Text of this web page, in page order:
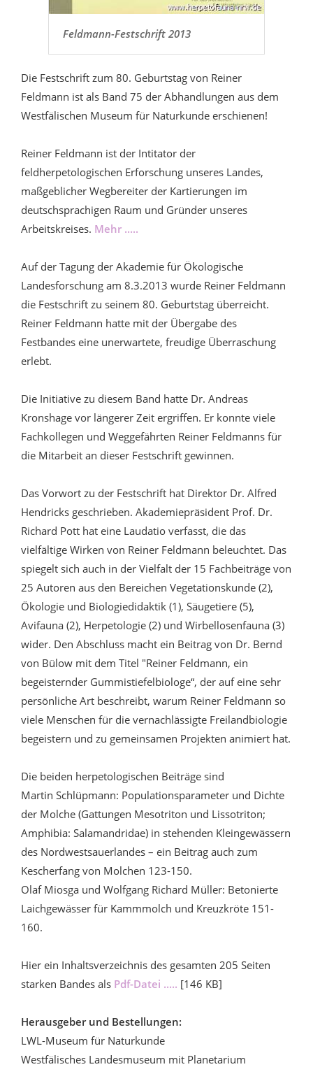
Feldmann-Festschrift 2013
Die Festschrift zum 80. Geburtstag von Reiner
Feldmann ist als Band 75 der Abhandlungen aus dem
Westfälischen Museum für Naturkunde erschienen!
Reiner Feldmann ist der Intitator der
feldherpetologischen Erforschung unseres Landes,
maßgeblicher Wegbereiter der Kartierungen im
deutschsprachigen Raum und Gründer unseres
Arbeitskreises. Mehr .....
Auf der Tagung der Akademie für Ökologische
Landesforschung am 8.3.2013 wurde Reiner Feldmann
die Festschrift zu seinem 80. Geburtstag überreicht.
Reiner Feldmann hatte mit der Übergabe des
Festbandes eine unerwartete, freudige Überraschung
erlebt.
Die Initiative zu diesem Band hatte Dr. Andreas
Kronshage vor längerer Zeit ergriffen. Er konnte viele
Fachkollegen und Weggefährten Reiner Feldmanns für
die Mitarbeit an dieser Festschrift gewinnen.
Das Vorwort zu der Festschrift hat Direktor Dr. Alfred
Hendricks geschrieben. Akademiepräsident Prof. Dr.
Richard Pott hat eine Laudatio verfasst, die das
vielfältige Wirken von Reiner Feldmann beleuchtet. Das
spiegelt sich auch in der Vielfalt der 15 Fachbeiträge von
25 Autoren aus den Bereichen Vegetationskunde (2),
Ökologie und Biologiedidaktik (1), Säugetiere (5),
Avifauna (2), Herpetologie (2) und Wirbellosenfauna (3)
wider. Den Abschluss macht ein Beitrag von Dr. Bernd
von Bülow mit dem Titel "Reiner Feldmann, ein
begeisternder Gummistiefelbiologe“, der auf eine sehr
persönliche Art beschreibt, warum Reiner Feldmann so
viele Menschen für die vernachlässigte Freilandbiologie
begeistern und zu gemeinsamen Projekten animiert hat.
Die beiden herpetologischen Beiträge sind
Martin Schlüpmann: Populationsparameter und Dichte
der Molche (Gattungen Mesotriton und Lissotriton;
Amphibia: Salamandridae) in stehenden Kleingewässern
des Nordwestsauerlandes – ein Beitrag auch zum
Kescherfang von Molchen 123-150.
Olaf Miosga und Wolfgang Richard Müller: Betonierte
Laichgewässer für Kammmolch und Kreuzkröte 151-
160.
Hier ein Inhaltsverzeichnis des gesamten 205 Seiten
starken Bandes als Pdf-Datei ..... [146 KB]
Herausgeber und Bestellungen:
LWL-Museum für Naturkunde
Westfälisches Landesmuseum mit Planetarium